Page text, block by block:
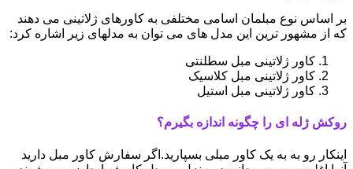
بر اساس نوع مبلمان اسامی مختلفی به کاورهای ژلاتینی می دهند
که از مشهور ترین این مدل های می توان به مدلهای زیر اشاره کرد:
کاور ژلاتینی مبل سطلنتی
کاور ژلاتینی مبل کلاسیک
کاور ژلاتینی مبل استیل
روکش ژله ای را چگونه اندازه بگیرم؟
اینکار رو به به یک کاور مبلی بسپارید.اگر سفارش کاور مبل دارید